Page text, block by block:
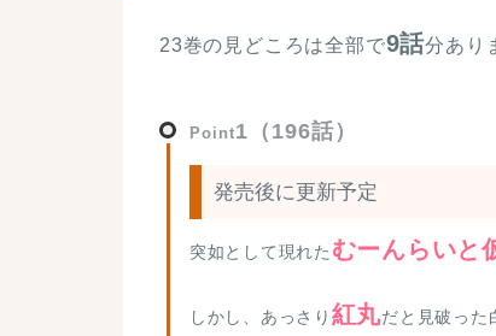
23巻の見どころは全部で9話分あり
Point1（196話）
発売後に更新予定
突如として現れた むーんらいと
しかし、あっさり 紅丸だと見破った